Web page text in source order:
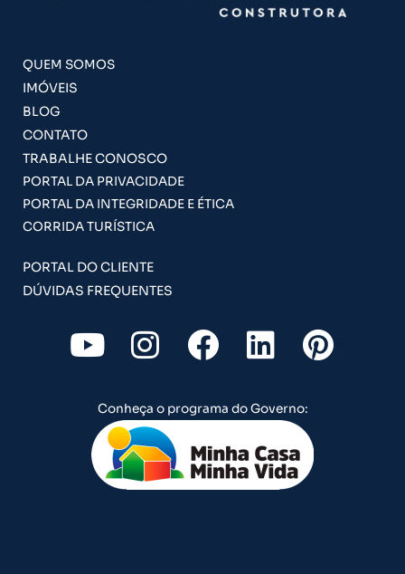
QUEM SOMOS
IMÓVEIS
BLOG
CONTATO
TRABALHE CONOSCO
PORTAL DA PRIVACIDADE
PORTAL DA INTEGRIDADE E ÉTICA
CORRIDA TURÍSTICA
PORTAL DO CLIENTE
DÚVIDAS FREQUENTES
Y
o
u
t
u
b
I
n
s
t
a
g
F
a
c
e
b
o
L
i
n
k
e
d
P
i
Conheça o programa do Governo: